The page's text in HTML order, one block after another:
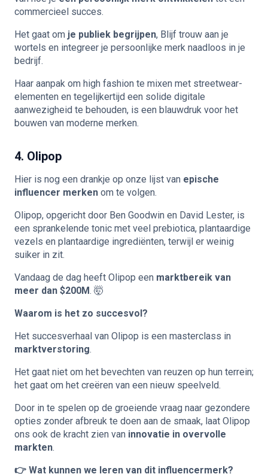
commercieel succes.
Het gaat om je publiek begrijpen, Blijf trouw aan je
wortels en integreer je persoonlijke merk naadloos in je
bedrijf.
Haar aanpak om high fashion te mixen met streetwear-
elementen en tegelijkertijd een solide digitale
aanwezigheid te behouden, is een blauwdruk voor het
bouwen van moderne merken.
4. Olipop
Hier is nog een drankje op onze lijst van epische
influencer merken om te volgen.
Olipop, opgericht door Ben Goodwin en David Lester, is
een sprankelende tonic met veel prebiotica, plantaardige
vezels en plantaardige ingrediënten, terwijl er weinig
suiker in zit.
Vandaag de dag heeft Olipop een marktbereik van
meer dan $200M. 🤯
Waarom is het zo succesvol?
Het succesverhaal van Olipop is een masterclass in
marktverstoring.
Het gaat niet om het bevechten van reuzen op hun terrein;
het gaat om het creëren van een nieuw speelveld.
Door in te spelen op de groeiende vraag naar gezondere
opties zonder afbreuk te doen aan de smaak, laat Olipop
ons ook de kracht zien van innovatie in overvolle
markten.
👉 Wat kunnen we leren van dit influencermerk?